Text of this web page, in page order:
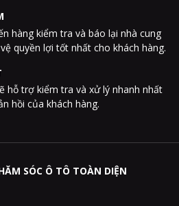
hàng kiểm tra và báo lại nhà cung
quyền lợi tốt nhất cho khách hàng.
hỗ trợ kiểm tra và xử lý nhanh nhất
hồi của khách hàng.
SÓC Ô TÔ TOÀN DIỆN